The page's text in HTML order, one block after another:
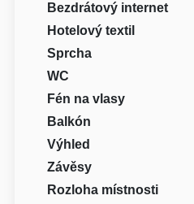
Bezdrátový internet
Hotelový textil
Sprcha
WC
Fén na vlasy
Balkón
Výhled
Závěsy
Rozloha místnosti